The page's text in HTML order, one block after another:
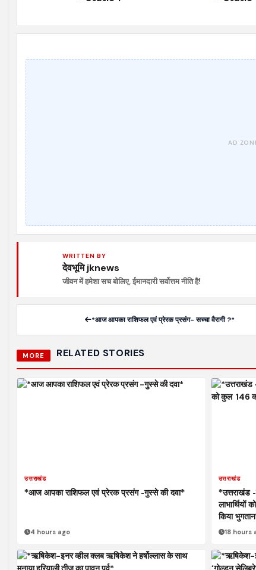
WRITTEN BY
देवभूमि jknews
जीवन में हमेशा सच बोलिए, ईमानदारी सर्वोत्तम नीति है!
*आज आपका राशिफल एवं प्रेरक प्रसंग- सच्चा वैरागी ?*
MORE RELATED STORIES
उत्तराखंड
*आज आपका राशिफल एवं प्रेरक प्रसंग -गुस्से की दवा*
4 hours ago
उत्तराखंड
*उत्तराखंड
किया
18 hours